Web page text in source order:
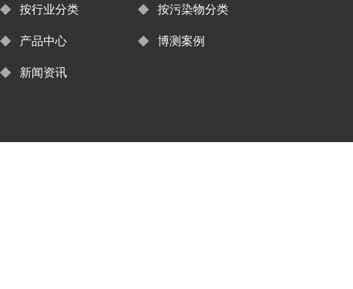
按行业分类 按污染物分类
产品中心 博测案例
新闻资讯